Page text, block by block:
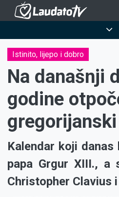
Skoči
sadržaj
Istinito, lijepo i dobro
Na današnji
godine
Kalendar koji
papa Grgur XIII., a
Christopher Clavius